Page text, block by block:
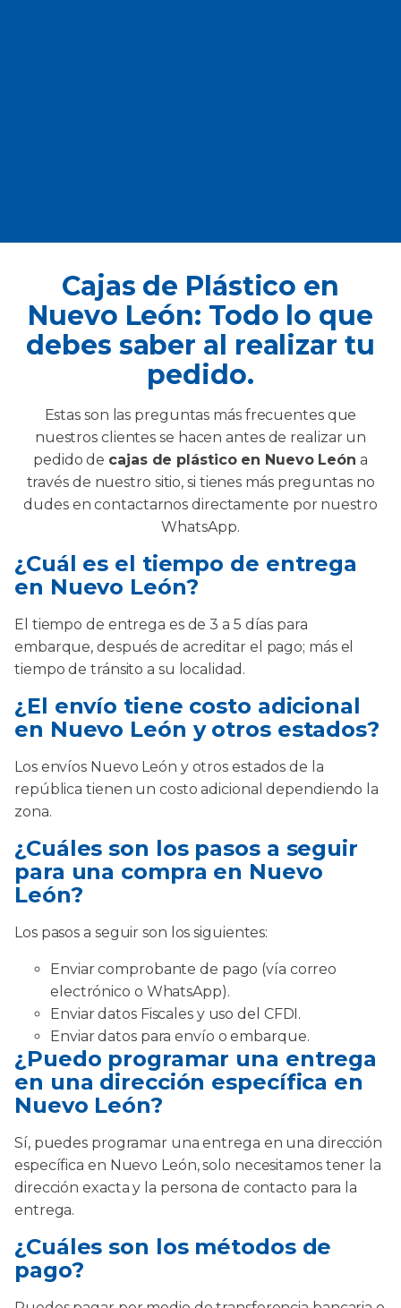
Cajas de Plástico en
Nuevo León: Todo lo que
debes saber al realizar tu
pedido.
Estas son las preguntas más frecuentes que
nuestros clientes se hacen antes de realizar un
pedido de cajas de plástico en Nuevo León a
través de nuestro sitio, si tienes más preguntas no
dudes en contactarnos directamente por nuestro
WhatsApp.
¿Cuál es el tiempo de entrega
en Nuevo León?
El tiempo de entrega es de 3 a 5 días para
embarque, después de acreditar el pago; más el
tiempo de tránsito a su localidad.
¿El envío tiene costo adicional
en Nuevo León y otros estados?
Los envíos Nuevo León y otros estados de la
república tienen un costo adicional dependiendo la
zona.
¿Cuáles son los pasos a seguir
para una compra en Nuevo
León?
Los pasos a seguir son los siguientes:
Enviar comprobante de pago (vía correo
electrónico o WhatsApp).
Enviar datos Fiscales y uso del CFDI.
Enviar datos para envío o embarque.
¿Puedo programar una entrega
en una dirección específica en
Nuevo León?
Sí, puedes programar una entrega en una dirección
específica en Nuevo León, solo necesitamos tener la
dirección exacta y la persona de contacto para la
entrega.
¿Cuáles son los métodos de
pago?